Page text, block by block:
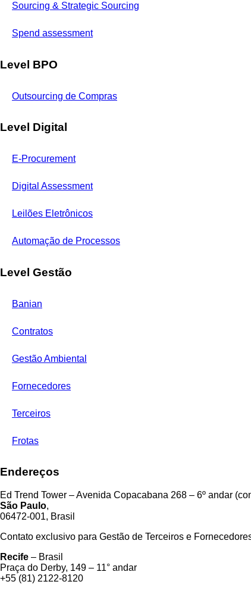
Sourcing & Strategic Sourcing
Spend assessment
Level BPO
Outsourcing de Compras
Level Digital
E-Procurement
Digital Assessment
Leilões Eletrônicos
Automação de Processos
Level Gestão
Banian
Contratos
Gestão Ambiental
Fornecedores
Terceiros
Frotas
Endereços
Ed Trend Tower – Avenida Copacabana 268 – 6º andar
São Paulo,
06472-001, Brasil
Contato exclusivo para Gestão de Terceiros e
Recife – Brasil
Praça do Derby, 149 – 11° andar
+55 (81) 2122-8120